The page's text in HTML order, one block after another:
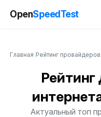
OpenSpeedTest
Главная Рейтинг провайдеров
Актуальный топ